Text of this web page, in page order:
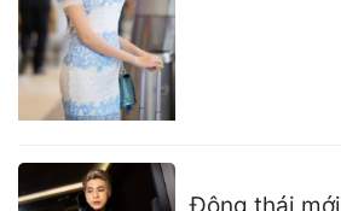
Động thái